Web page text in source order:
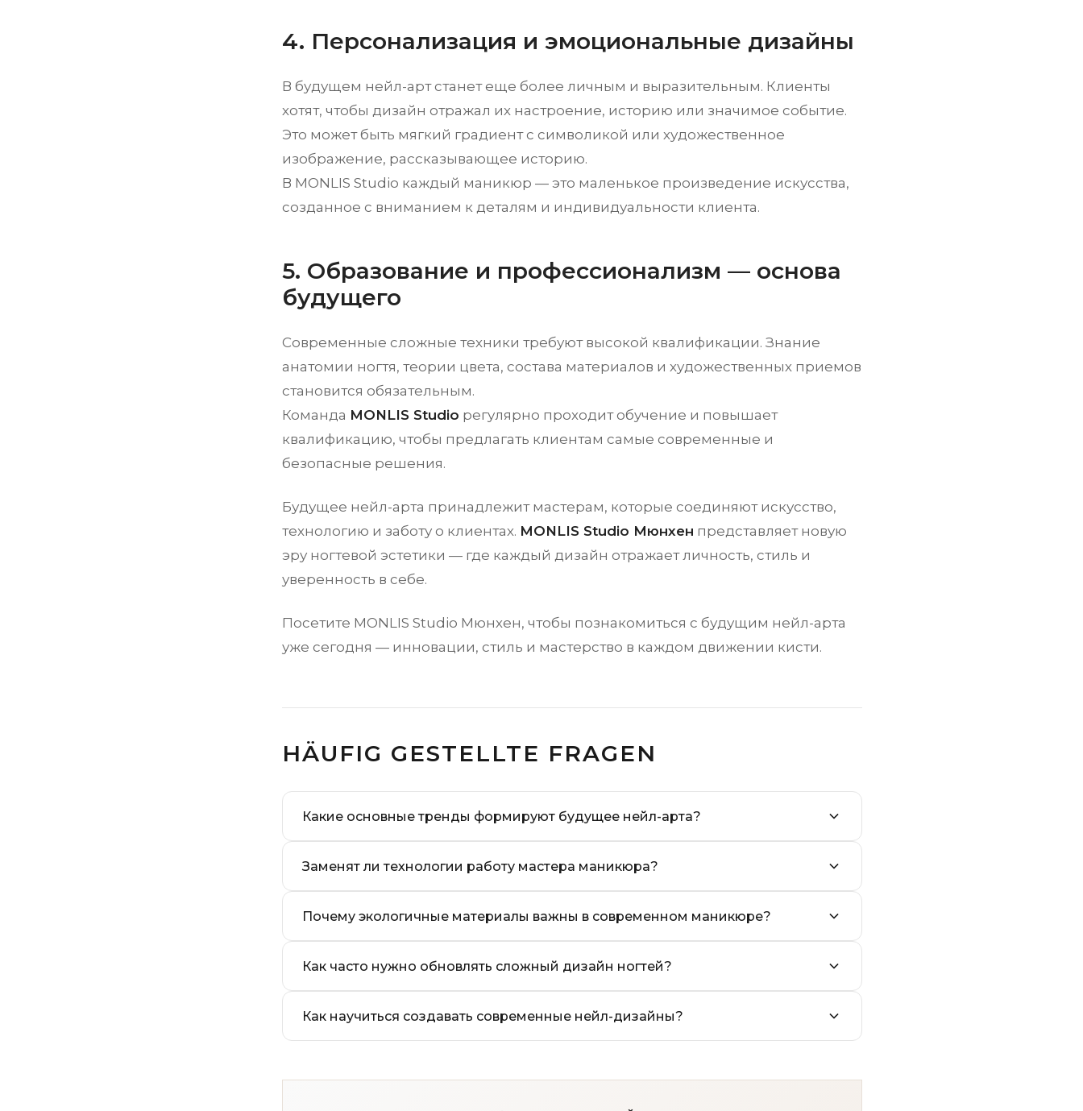
4. Персонализация и эмоциональные дизайны
В будущем нейл-арт станет еще более личным и выразительным. Клиенты
хотят, чтобы дизайн отражал их настроение, историю или значимое событие.
Это может быть мягкий градиент с символикой или художественное
изображение, рассказывающее историю.
В MONLIS Studio каждый маникюр — это маленькое произведение искусства,
созданное с вниманием к деталям и индивидуальности клиента.
5. Образование и профессионализм — основа
будущего
Современные сложные техники требуют высокой квалификации. Знание
анатомии ногтя, теории цвета, состава материалов и художественных приемов
становится обязательным.
Команда MONLIS Studio регулярно проходит обучение и повышает
квалификацию, чтобы предлагать клиентам самые современные и
безопасные решения.
Будущее нейл-арта принадлежит мастерам, которые соединяют искусство,
технологию и заботу о клиентах. MONLIS Studio Мюнхен представляет новую
эру ногтевой эстетики — где каждый дизайн отражает личность, стиль и
уверенность в себе.
Посетите MONLIS Studio Мюнхен, чтобы познакомиться с будущим нейл-арта
уже сегодня — инновации, стиль и мастерство в каждом движении кисти.
HÄUFIG GESTELLTE FRAGEN
Какие основные тренды формируют будущее нейл-арта?
Заменят ли технологии работу мастера маникюра?
Почему экологичные материалы важны в современном маникюре?
Как часто нужно обновлять сложный дизайн ногтей?
Как научиться создавать современные нейл-дизайны?